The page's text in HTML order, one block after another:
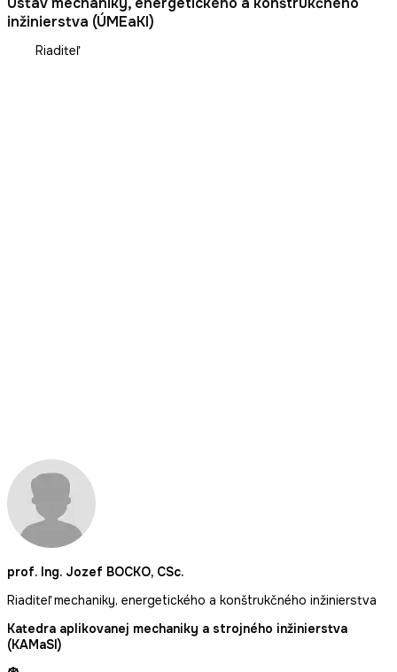
inžinierstva (ÚMEaKI)
Riaditeľ
prof. Ing. Jozef BOCKO, CSc.
Riaditeľ mechaniky, energetického a konštrukčného inžinierstva
Katedra aplikovanej mechaniky a strojného inžinierstva
(KAMaSI)